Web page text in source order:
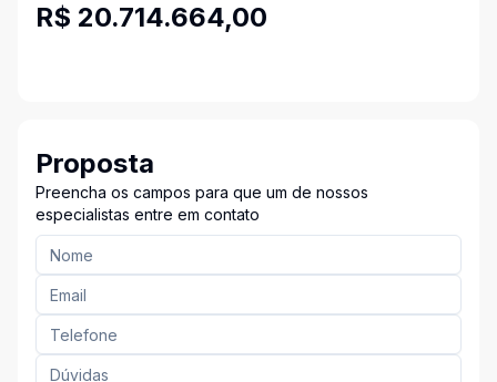
R$ 20.714.664,00
Proposta
Preencha os campos para que um de nossos
especialistas entre em contato